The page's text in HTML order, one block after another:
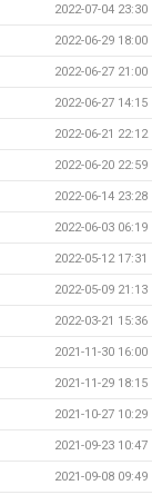
2022-07-04 23:30
2022-06-29 18:00
2022-06-27 21:00
2022-06-27 14:15
2022-06-21 22:12
2022-06-20 22:59
2022-06-14 23:28
2022-06-03 06:19
2022-05-12 17:31
2022-05-09 21:13
2022-03-21 15:36
2021-11-30 16:00
2021-11-29 18:15
2021-10-27 10:29
2021-09-23 10:47
2021-09-08 09:49